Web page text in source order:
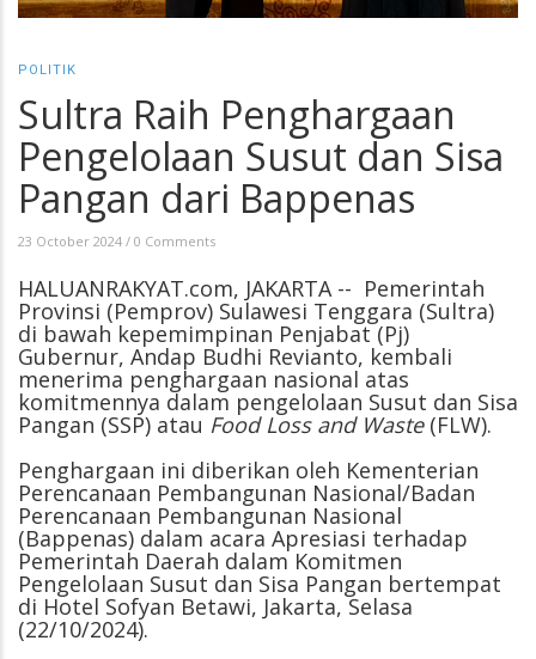
POLITIK
Sultra Raih Penghargaan
Pengelolaan Susut dan Sisa
Pangan dari Bappenas
23 October 2024 / 0 Comments
HALUANRAKYAT.com, JAKARTA -- Pemerintah
Provinsi (Pemprov) Sulawesi Tenggara (Sultra)
di bawah kepemimpinan Penjabat (Pj)
Gubernur, Andap Budhi Revianto, kembali
menerima penghargaan nasional atas
komitmennya dalam pengelolaan Susut dan Sisa
Pangan (SSP) atau Food Loss and Waste(FLW).
Penghargaan ini diberikan oleh Kementerian
Perencanaan Pembangunan Nasional/Badan
Perencanaan Pembangunan Nasional
(Bappenas) dalam acara Apresiasi terhadap
Pemerintah Daerah dalam Komitmen
Pengelolaan Susut dan Sisa Pangan bertempat
di Hotel Sofyan Betawi, Jakarta, Selasa
(22/10/2024).